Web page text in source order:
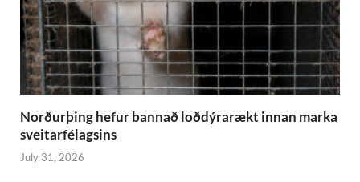
Norðurþing hefur bannað loðdýrarækt innan marka
sveitarfélagsins
July 31, 2026